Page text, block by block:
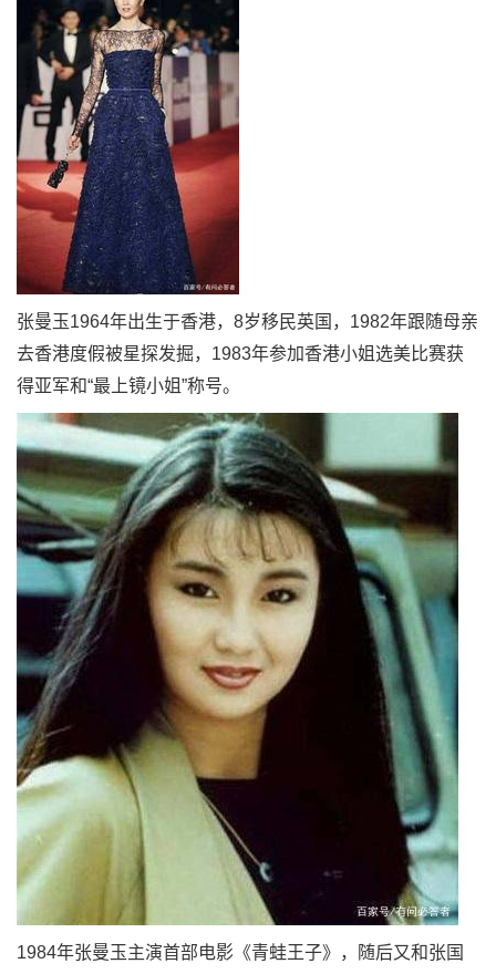
张曼玉1964年出生于香港，8岁移民英国，1982年跟随母亲
去香港度假被星探发掘，1983年参加香港小姐选美比赛获
得亚军和“最上镜小姐”称号。
1984年张曼玉主演首部电影《青蛙王子》，随后又和张国